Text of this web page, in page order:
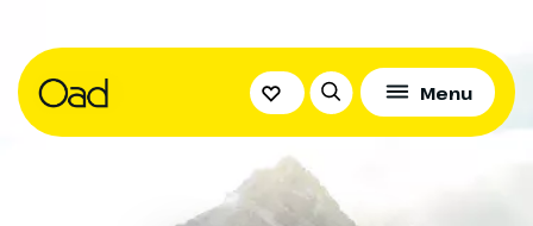
Menu